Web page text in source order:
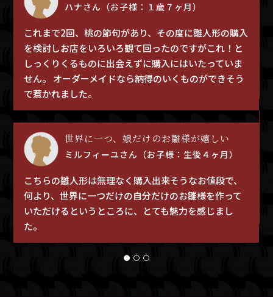
ハナさん（お子様：１歳７ヶ月）
これまで2回、桃の節句があり、その度に雛人形の購入
を検討しお店をいろいろ観て回ったのですがこれ！と
しっくりくるものに出会えずに購入にはいたっていま
せん。 オーダーメイドなら納得のいくものができそう
で惹かれました。
世界に一つ、娘だけのお雛様が嬉しい
ミルフィーユさん（お子様：生後４ヶ月）
こちらの雛人形は無理なく購入出来そうなお値段で、
何より、世界に一つだけの自分だけのお雛様を作って
いただけるというところに、とても魅力を感じまし
た。
1 2 3